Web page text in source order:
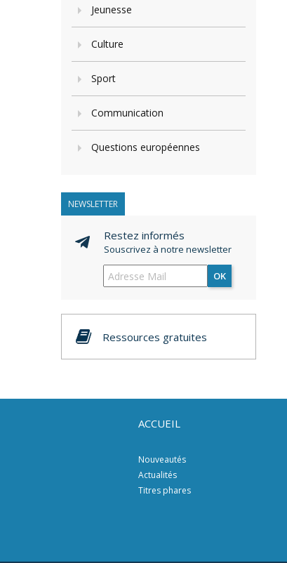
Jeunesse
Culture
Sport
Communication
Questions européennes
NEWSLETTER
Restez informés
Souscrivez à notre newsletter
OK
Ressources gratuites
ACCUEIL
Nouveautés
Actualités
Titres phares